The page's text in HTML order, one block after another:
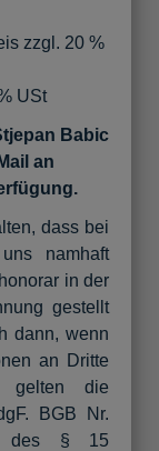
zzgl. 20 %
USt
Babic
an
dass bei
namhaft
in der
gestellt
dann, wenn
an Dritte
gelten die
BGB Nr.
des § 15